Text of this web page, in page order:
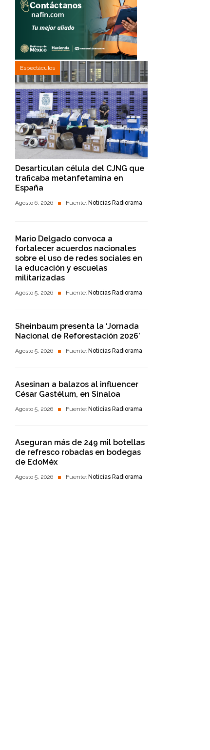
Espectáculos
Desarticulan célula del CJNG que
traficaba metanfetamina en
España
Agosto 6, 2026 Fuente: Noticias Radiorama
Mario Delgado convoca a
fortalecer acuerdos nacionales
sobre el uso de redes sociales en
la educación y escuelas
militarizadas
Agosto 5, 2026 Fuente: Noticias Radiorama
Sheinbaum presenta la ‘Jornada
Nacional de Reforestación 2026’
Agosto 5, 2026 Fuente: Noticias Radiorama
Asesinan a balazos al influencer
César Gastélum, en Sinaloa
Agosto 5, 2026 Fuente: Noticias Radiorama
Aseguran más de 249 mil botellas
de refresco robadas en bodegas
de EdoMéx
Agosto 5, 2026 Fuente: Noticias Radiorama